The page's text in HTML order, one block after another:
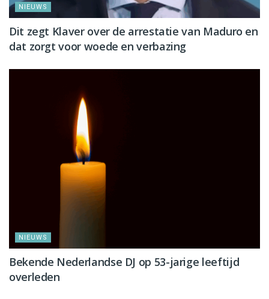
NIEUWS
Dit zegt Klaver over de arrestatie van Maduro en
dat zorgt voor woede en verbazing
NIEUWS
Bekende Nederlandse DJ op 53-jarige leeftijd
overleden